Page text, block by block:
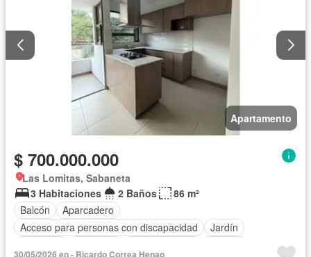
Apartamento
$ 700.000.000
Las Lomitas, Sabaneta
3 Habitaciones
2 Baños
86 m²
Balcón
Aparcadero
Acceso para personas con discapacidad
Jardín
30/05/2026 en - Ricardo Correa Henao